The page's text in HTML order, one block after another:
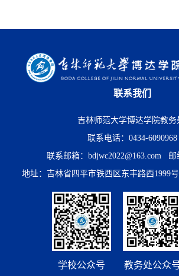
联系我们
吉林师范大学博达学院教务
联系电话：0434-6090968
联系邮箱：bdjwc2022@163.com 邮
地址：吉林省四平市铁西区东丰路西1999
学校公众号 教务处公众